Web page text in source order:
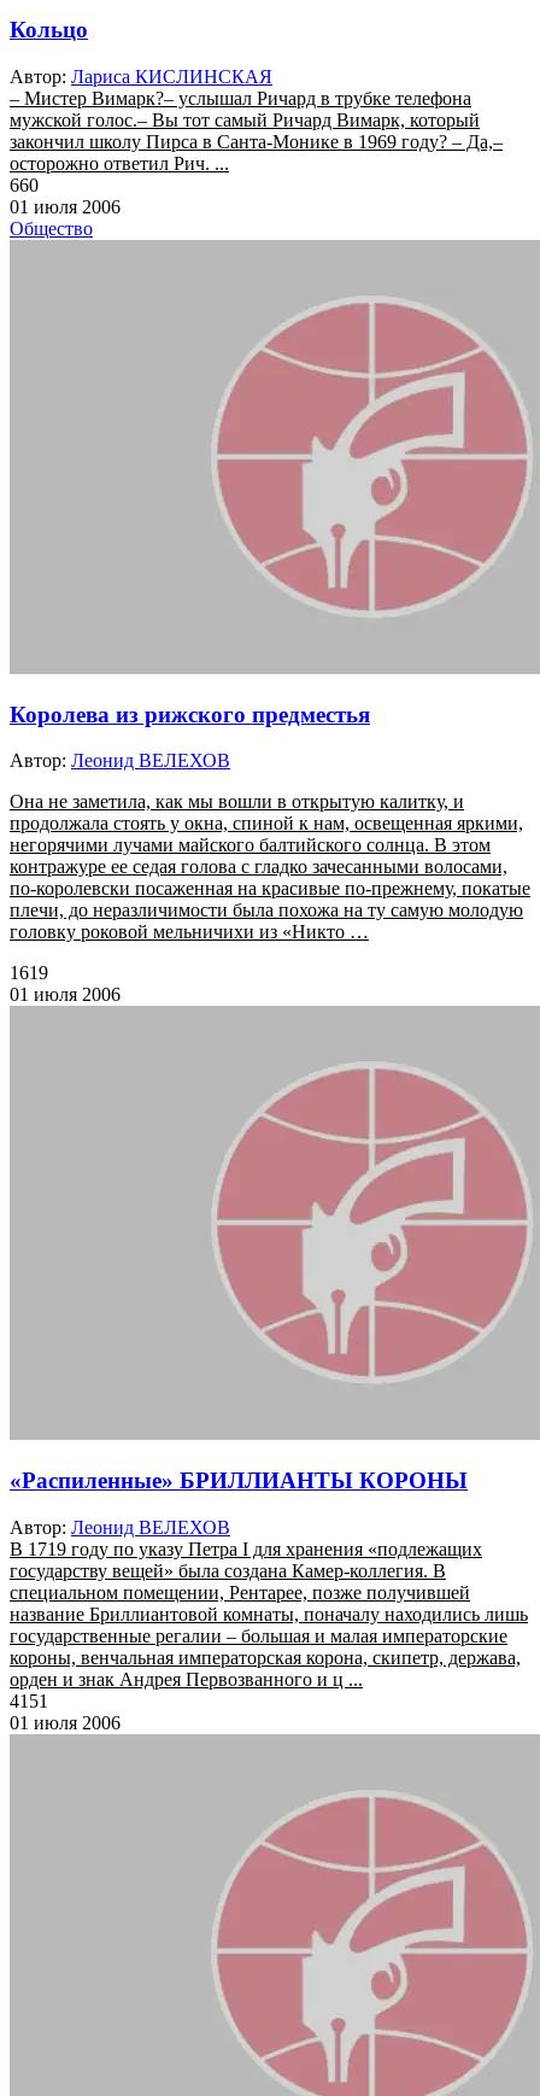
Кольцо
Автор: Лариса КИСЛИНСКАЯ
– Мистер Вимарк?– услышал Ричард в трубке телефона
мужской голос.– Вы тот самый Ричард Вимарк, который
закончил школу Пирса в Санта-Монике в 1969 году? – Да,–
осторожно ответил Рич. ...
660
01 июля 2006
Общество
Королева из рижского предместья
Автор: Леонид ВЕЛЕХОВ
Она не заметила, как мы вошли в открытую калитку, и
продолжала стоять у окна, спиной к нам, освещенная яркими,
негорячими лучами майского балтийского солнца. В этом
контражуре ее седая голова с гладко зачесанными волосами,
по-королевски посаженная на красивые по-прежнему, покатые
плечи, до неразличимости была похожа на ту самую молодую
головку роковой мельничихи из «Никто …
1619
01 июля 2006
«Распиленные» БРИЛЛИАНТЫ КОРОНЫ
Автор: Леонид ВЕЛЕХОВ
В 1719 году по указу Петра I для хранения «подлежащих
государству вещей» была создана Камер-коллегия. В
специальном помещении, Рентарее, позже получившей
название Бриллиантовой комнаты, поначалу находились лишь
государственные регалии – большая и малая императорские
короны, венчальная императорская корона, скипетр, держава,
орден и знак Андрея Первозванного и ц ...
4151
01 июля 2006